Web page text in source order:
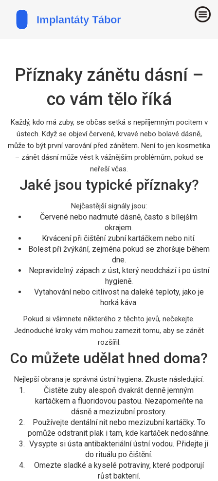
Příznaky zánětu dásní –
co vám tělo říká
Každý, kdo má zuby, se občas setká s nepříjemným pocitem v
ústech. Když se objeví červené, krvavé nebo bolavé dásně,
může to být první varování před zánětem. Není to jen kosmetika
– zánět dásní může vést k vážnějším problémům, pokud se
neřeší včas.
Jaké jsou typické příznaky?
Nejčastější signály jsou:
Červené nebo nadmuté dásně, často s bílejším
okrajem.
Krvácení při čištění zubní kartáčkem nebo nití.
Bolest při žvýkání, zejména pokud se zhoršuje během
dne.
Nepravidelný zápach z úst, který neodchází i po ústní
hygieně.
Vytahování nebo citlivost na daleké teploty, jako je
horká káva.
Pokud si všimnete některého z těchto jevů, nečekejte.
Jednoduché kroky vám mohou zamezit tomu, aby se zánět
rozšířil.
Co můžete udělat hned doma?
Nejlepší obrana je správná ústní hygiena. Zkuste následující:
Čistěte zuby alespoň dvakrát denně jemným
kartáčkem a fluoridovou pastou. Nezapomeňte na
dásně a mezizubní prostory.
Používejte dentální nit nebo mezizubní kartáčky. To
pomůže odstranit plak i tam, kde kartáček nedosáhne.
Vysypte si ústa antibakteriální ústní vodou. Přidejte ji
do rituálu po čištění.
Omezte sladké a kyselé potraviny, které podporují
růst bakterií.